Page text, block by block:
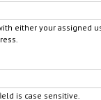
either your assigned
is case sensitive.